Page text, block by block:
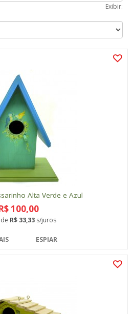
Exibir:
Alta Verde e Azul
100,00
de R$ 33,33 s/juros
ESPIAR